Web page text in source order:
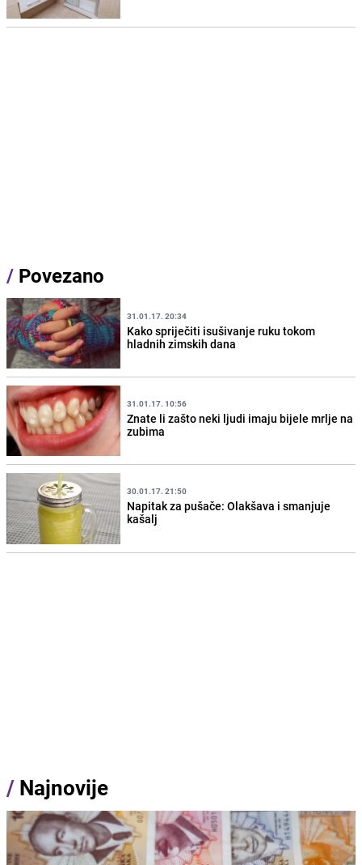
/ Povezano
31.01.17. 20:34
Kako spriječiti isušivanje ruku tokom
hladnih zimskih dana
31.01.17. 10:56
Znate li zašto neki ljudi imaju bijele mrlje na
zubima
30.01.17. 21:50
Napitak za pušače: Olakšava i smanjuje
kašalj
/ Najnovije